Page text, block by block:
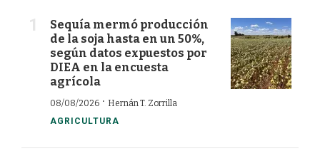
Sequía mermó producción
de la soja hasta en un 50%,
según datos expuestos por
DIEA en la encuesta
agrícola
08/08/2026 · Hernán T. Zorrilla
AGRICULTURA